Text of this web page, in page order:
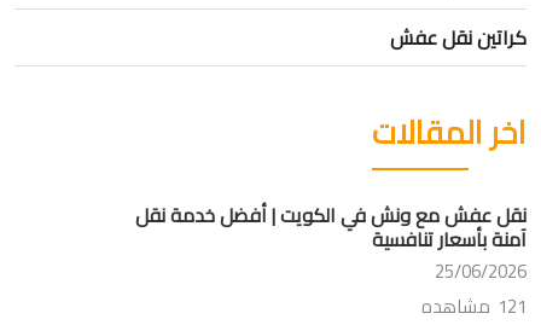
كراتين نقل عفش
اخر المقالات
نقل عفش مع ونش في الكويت | أفضل خدمة نقل
آمنة بأسعار تنافسية
25/06/2026
121 مشاهده